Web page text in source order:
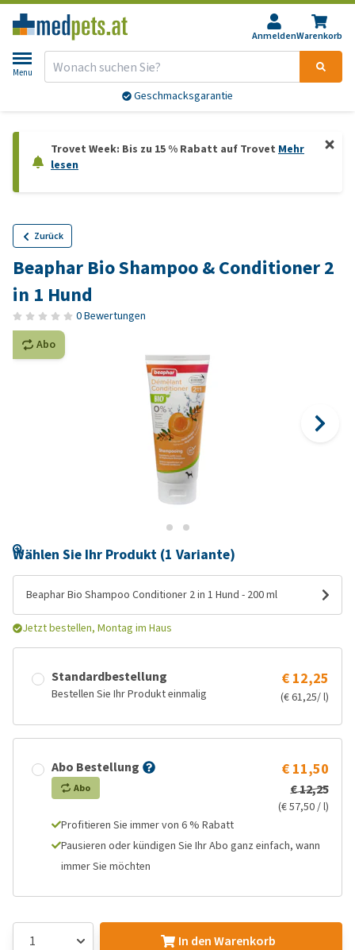
AnmeldenWarenkorb
Menu
Geschmacksgarantie
Trovet Week: Bis zu 15 % Rabatt auf Trovet Mehr
lesen
Zurück
Beaphar Bio Shampoo & Conditioner 2
in 1 Hund
0 Bewertungen
Abo
Wählen Sie Ihr Produkt (1 Variante)
Beaphar Bio Shampoo Conditioner 2 in 1 Hund - 200 ml
Jetzt bestellen, Montag im Haus
Standardbestellung
Bestellen Sie Ihr Produkt einmalig
€ 12,25
(€ 61,25/ l)
Abo Bestellung
Abo
€ 11,50
€ 12,25
(€ 57,50 / l)
Profitieren Sie immer von 6 % Rabatt
Pausieren oder kündigen Sie Ihr Abo ganz einfach, wann
immer Sie möchten
In den Warenkorb